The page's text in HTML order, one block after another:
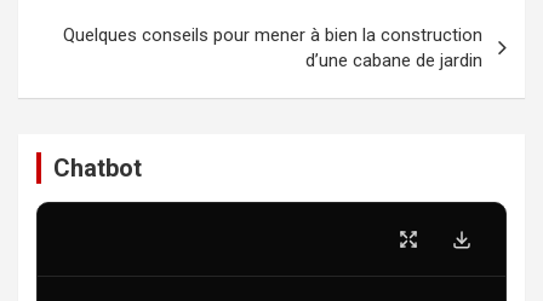
l’article
Quelques conseils pour mener à bien la construction
d’une cabane de jardin
Chatbot